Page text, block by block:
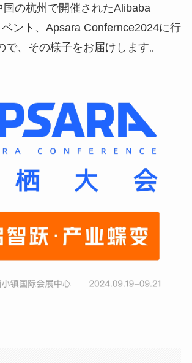
国の杭州で開催されたAlibaba
ント、Apsara Confernce2024に行
で、その様子をお届けします。